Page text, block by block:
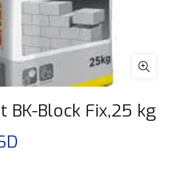
BK-Block Fix,25 kg